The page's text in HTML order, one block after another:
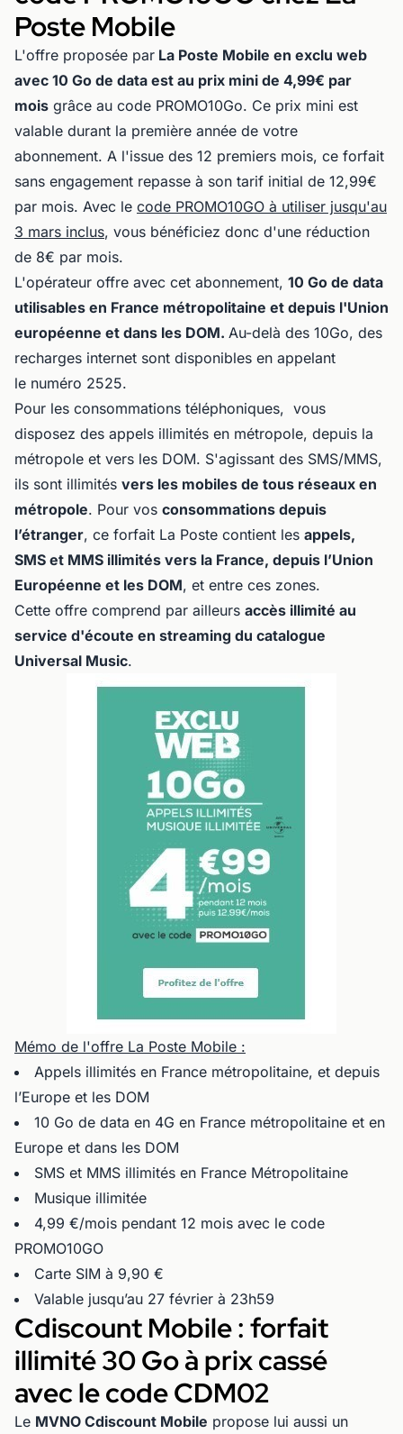
Poste Mobile
L'offre proposée par La Poste Mobile en exclu web
avec 10 Go de data est au prix mini de 4,99€ par
mois grâce au code PROMO10Go. Ce prix mini est
valable durant la première année de votre
abonnement. A l'issue des 12 premiers mois, ce forfait
sans engagement repasse à son tarif initial de 12,99€
par mois. Avec le code PROMO10GO à utiliser jusqu'au
3 mars inclus, vous bénéficiez donc d'une réduction
de 8€ par mois.
L'opérateur offre avec cet abonnement, 10 Go de data
utilisables en France métropolitaine et depuis l'Union
européenne et dans les DOM. Au-delà des 10Go, des
recharges internet sont disponibles en appelant
le numéro 2525.
Pour les consommations téléphoniques, vous
disposez des appels illimités en métropole, depuis la
métropole et vers les DOM. S'agissant des SMS/MMS,
ils sont illimités vers les mobiles de tous réseaux en
métropole. Pour vos consommations depuis
l’étranger, ce forfait La Poste contient les appels,
SMS et MMS illimités vers la France, depuis l’Union
Européenne et les DOM, et entre ces zones.
Cette offre comprend par ailleurs accès illimité au
service d'écoute en streaming du catalogue
Universal Music.
Mémo de l'offre La Poste Mobile :
Appels illimités en France métropolitaine, et depuis
l’Europe et les DOM
10 Go de data en 4G en France métropolitaine et en
Europe et dans les DOM
SMS et MMS illimités en France Métropolitaine
Musique illimitée
4,99 €/mois pendant 12 mois avec le code
PROMO10GO
Carte SIM à 9,90 €
Valable jusqu’au 27 février à 23h59
Cdiscount Mobile : forfait
illimité 30 Go à prix cassé
avec le code CDM02
Le MVNO Cdiscount Mobile propose lui aussi un